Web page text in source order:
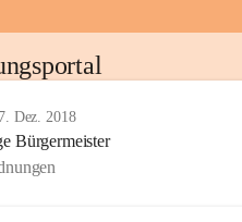
Dez. 2018
Bürgermeister